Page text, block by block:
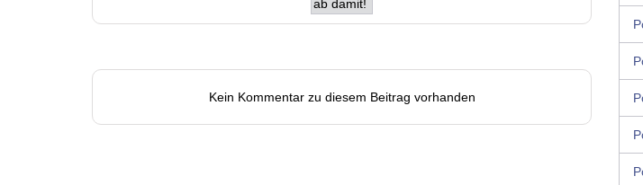
Kein Kommentar zu diesem Beitrag vorhanden